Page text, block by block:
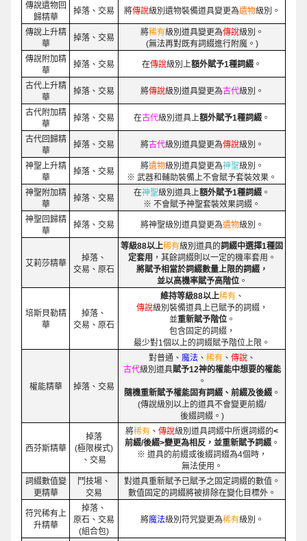
傳說遺物回
歸精華
掉落、交易 將傳說級別遺物裝備道具變更為遺物級別。
傳說上升精
華
掉落、交易
將稀有級別道具變更為傳說級別。
(無法再對既有詞綴進行附魔。)
傳說附加精
華
掉落、交易 在傳說級別上額外賦予1種詞綴 。
古代上升精
華
掉落、交易 將傳說級別道具變更為古代級別。
古代附加精
華
掉落、交易 在古代級別道具上額外賦予1種詞綴 。
古代回歸精
華
掉落、交易 將古代級別道具變更為傳說級別。
神聖上升精
華
掉落、交易
將遺物級別道具變更為神聖級別。
※ 武器和輔助裝備上不會賦予套裝效果。
神聖附加精
華
掉落、交易
在神聖級別道具上額外賦予1種詞綴 。
※ 不會賦予神聖套裝效果詞綴。
神聖回歸精
華
掉落、交易 將神聖級別道具變更為遺物級別。
艾莉莎精華
掉落、
交易、原石
等級88以上稀有級別道具的詞綴中選擇1種固
定套用 ，其餘詞綴則以一定的機率套用。
將賦予相當於詞綴數量上限的詞綴，
並以高機率賦予高階位。
培斯貝勒精
華
掉落、
交易、原石
維持等級88以上稀有、
傳說級別裝備道具上已賦予的詞綴，
並重新賦予階位。
包含固定的詞綴，
最少對1個以上的詞綴賦予階位上限。
權能精華 掉落、交易
對普通、 魔法、 稀有、 傳說、
古代級別道具賦予12神的權能中想要的權能
。
隨機重新賦予權能固有詞綴、前綴及後綴。
(傳說級別以上的道具不會變更前綴/
後綴詞綴。)
西芬斯精華
掉落
(極限模式)
、交易
將稀有 、 傳說級別道具詞綴中所選詞綴的<
前綴/後綴>變更為相反，並重新賦予詞綴。
※ 道具的前綴或後綴詞綴為4個時，
無法使用。
詞綴數值變
更精華
鬥技場、
交易
對道具重新賦予已賦予之固定詞綴的數值。
數值固定的詞綴將被排除在變化目標外。
符咒稀有上
升精華
掉落、
原石、交易
(組合包)
將魔法級別符咒變更為稀有級別。